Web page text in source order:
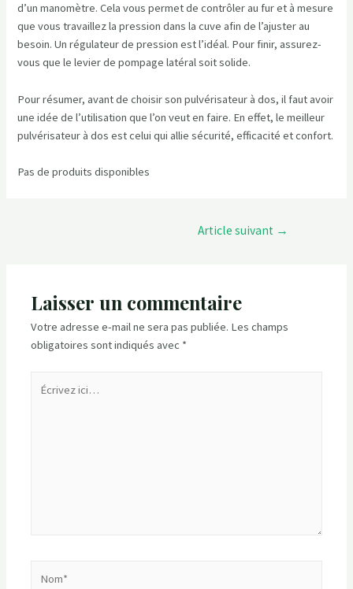
d’un manomètre. Cela vous permet de contrôler au fur et à mesure
que vous travaillez la pression dans la cuve afin de l’ajuster au
besoin. Un régulateur de pression est l’idéal. Pour finir, assurez-
vous que le levier de pompage latéral soit solide.
Pour résumer, avant de choisir son pulvérisateur à dos, il faut avoir
une idée de l’utilisation que l’on veut en faire. En effet, le meilleur
pulvérisateur à dos est celui qui allie sécurité, efficacité et confort.
Pas de produits disponibles
Article suivant →
Laisser un commentaire
Votre adresse e-mail ne sera pas publiée. Les champs
obligatoires sont indiqués avec *
ici…